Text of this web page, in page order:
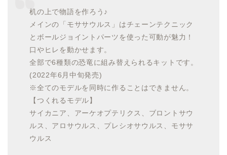
机の上で物語を作ろう♪
メインの「モササウルス」はチェーンテクニック
とボールジョイントパーツを使った可動が魅力！
口やヒレを動かせます。
全部で6種類の恐竜に組み替えられるキットです。
(2022年6月中旬発売)
※全てのモデルを同時に作ることはできません。
【つくれるモデル】
サイカニア、アーケオプテリクス、ブロントサウ
ルス、アロサウルス、プレシオサウルス、モササ
ウルス